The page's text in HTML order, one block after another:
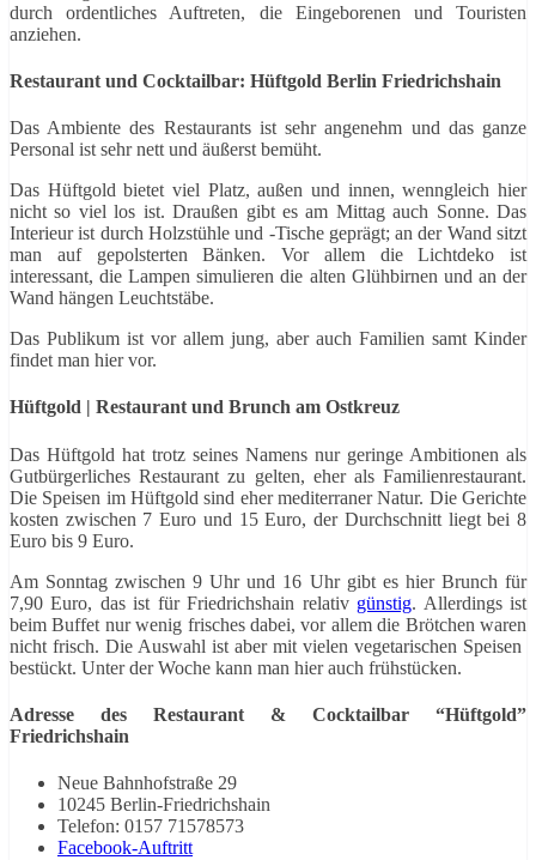
durch ordentliches Auftreten, die Eingeborenen und Touristen
anziehen.
Restaurant und Cocktailbar: Hüftgold Berlin Friedrichshain
Das Ambiente des Restaurants ist sehr angenehm und das ganze
Personal ist sehr nett und äußerst bemüht.
Das Hüftgold bietet viel Platz, außen und innen, wenngleich hier
nicht so viel los ist. Draußen gibt es am Mittag auch Sonne. Das
Interieur ist durch Holzstühle und -Tische geprägt; an der Wand sitzt
man auf gepolsterten Bänken. Vor allem die Lichtdeko ist
interessant, die Lampen simulieren die alten Glühbirnen und an der
Wand hängen Leuchtstäbe.
Das Publikum ist vor allem jung, aber auch Familien samt Kinder
findet man hier vor.
Hüftgold | Restaurant und Brunch am Ostkreuz
Das Hüftgold hat trotz seines Namens nur geringe Ambitionen als
Gutbürgerliches Restaurant zu gelten, eher als Familienrestaurant.
Die Speisen im Hüftgold sind eher mediterraner Natur. Die Gerichte
kosten zwischen 7 Euro und 15 Euro, der Durchschnitt liegt bei 8
Euro bis 9 Euro.
Am Sonntag zwischen 9 Uhr und 16 Uhr gibt es hier Brunch für
7,90 Euro, das ist für Friedrichshain relativ günstig. Allerdings ist
beim Buffet nur wenig frisches dabei, vor allem die Brötchen waren
nicht frisch. Die Auswahl ist aber mit vielen vegetarischen Speisen
bestückt. Unter der Woche kann man hier auch frühstücken.
Adresse des Restaurant & Cocktailbar “Hüftgold”
Friedrichshain
Neue Bahnhofstraße 29
10245 Berlin-Friedrichshain
Telefon: 0157 71578573
Facebook-Auftritt